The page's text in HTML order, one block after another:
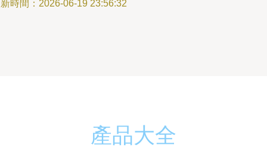
時間：2026-06-19 23:56:32
產品大全